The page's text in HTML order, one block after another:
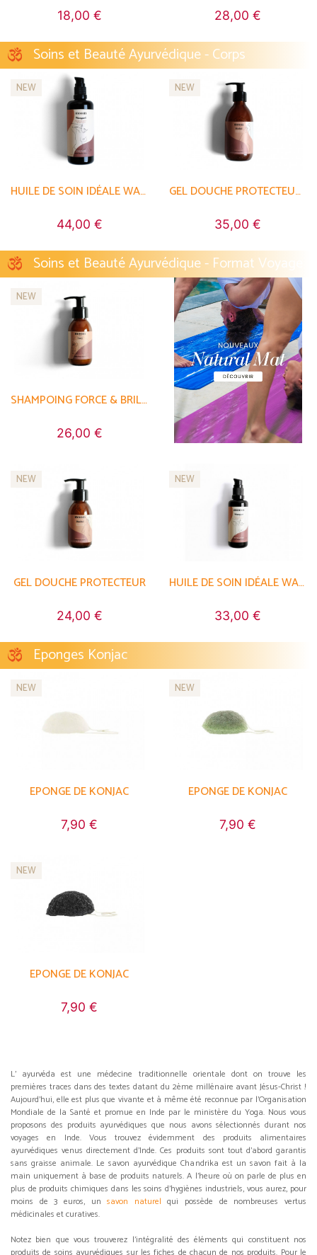
18,00 € 28,00 €
Soins et Beauté Ayurvédique - Corps
NEW
HUILE DE SOIN IDÉALE WANGARI
44,00 €
NEW
GEL DOUCHE PROTECTEUR RACHEL
35,00 €
Soins et Beauté Ayurvédique - Format Voyage
NEW
SHAMPOING FORCE & BRILLANCE LUCY
26,00 €
NEW
GEL DOUCHE PROTECTEUR
24,00 €
NEW
HUILE DE SOIN IDÉALE WANGARI
33,00 €
Eponges Konjac
NEW
EPONGE DE KONJAC
7,90 €
NEW
EPONGE DE KONJAC
7,90 €
NEW
EPONGE DE KONJAC
7,90 €
L' ayurvéda est une médecine traditionnelle orientale dont on trouve les
premières traces dans des textes datant du 2ème millénaire avant Jésus-Christ !
Aujourd'hui, elle est plus que vivante et à même été reconnue par l'Organisation
Mondiale de la Santé et promue en Inde par le ministère du Yoga. Nous vous
proposons des produits ayurvédiques que nous avons sélectionnés durant nos
voyages en Inde. Vous trouvez évidemment des produits alimentaires
ayurvédiques venus directement d'Inde. Ces produits sont tout d'abord garantis
sans graisse animale. Le savon ayurvédique Chandrika est un savon fait à la
main uniquement à base de produits naturels. A l'heure où on parle de plus en
plus de produits chimiques dans les soins d’hygiènes industriels, vous aurez, pour
moins de 3 euros, unsavon naturel qui possède de nombreuses vertus
médicinales et curatives.
Notez bien que vous trouverez l’intégralité des éléments qui constituent nos